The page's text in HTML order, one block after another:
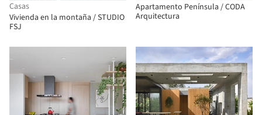
Casas
Vivienda en la montaña / STUDIO
FSJ
Apartamento Península / CODA
Arquitectura